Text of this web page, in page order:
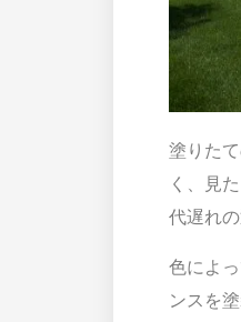
塗りた
く、見
代遅れ
色によ
ンスを